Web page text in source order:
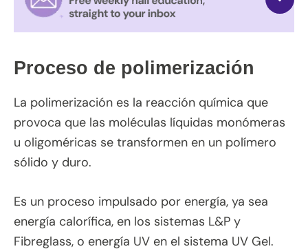
Proceso de polimerización
La polimerización es la reacción química que
provoca que las moléculas líquidas monómeras
u oligoméricas se transformen en un polímero
sólido y duro.
Es un proceso impulsado por energía, ya sea
energía calorífica, en los sistemas L&P y
Fibreglass, o energía UV en el sistema UV Gel.